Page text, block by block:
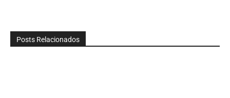
Posts Relacionados